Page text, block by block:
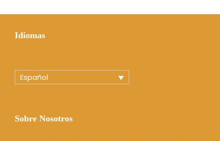
Idiomas
Español
Sobre Nosotros